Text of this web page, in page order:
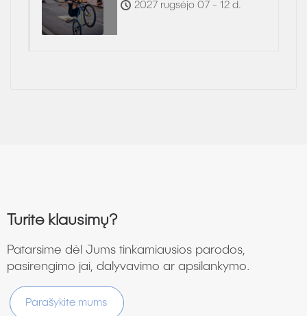
2027 rugsėjo 07 - 12 d.
Turite klausimų?
Patarsime dėl Jums tinkamiausios parodos,
pasirengimo jai, dalyvavimo ar apsilankymo.
Parašykite mums